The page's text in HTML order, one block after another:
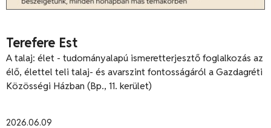
Terefere Est
2026.06.09
A talaj: élet - tudományalapú ismeretterjesztő foglalkozás az
élő, élettel teli talaj- és avarszint fontosságáról a Gazdagréti
Közösségi Házban (Bp., 11. kerület)